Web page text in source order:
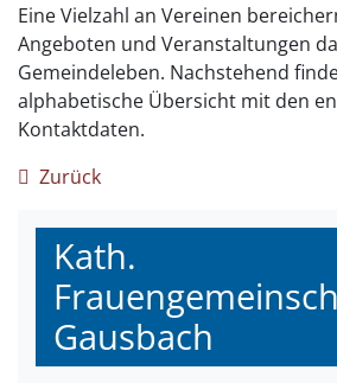
Eine Vielzahl an Vereinen
Angeboten und Veranstaltungen
Gemeindeleben. Nachstehend
alphabetische Übersicht mit den
Kontaktdaten.
Zurück
Kath.
Gausbach